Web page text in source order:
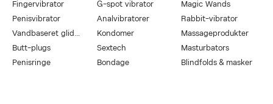
Fingervibrator
G-spot vibrator
Magic Wands
Penisvibrator
Analvibratorer
Rabbit-vibrator
Vandbaseret glidecreme
Kondomer
Massageprodukter
Butt-plugs
Sextech
Masturbators
Penisringe
Bondage Blindfolds & masker